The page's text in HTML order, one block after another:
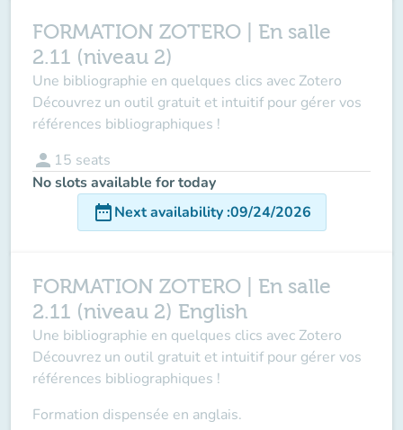
FORMATION ZOTERO | En salle
2.11 (niveau 2)
Une bibliographie en quelques clics avec Zotero
Découvrez un outil gratuit et intuitif pour gérer vos
références bibliographiques !
person 15 seats
No slots available for today
date_rangeNext availability:09/24/2026
FORMATION ZOTERO | En salle
2.11 (niveau 2) English
Une bibliographie en quelques clics avec Zotero
Découvrez un outil gratuit et intuitif pour gérer vos
références bibliographiques !
Formation dispensée en anglais.